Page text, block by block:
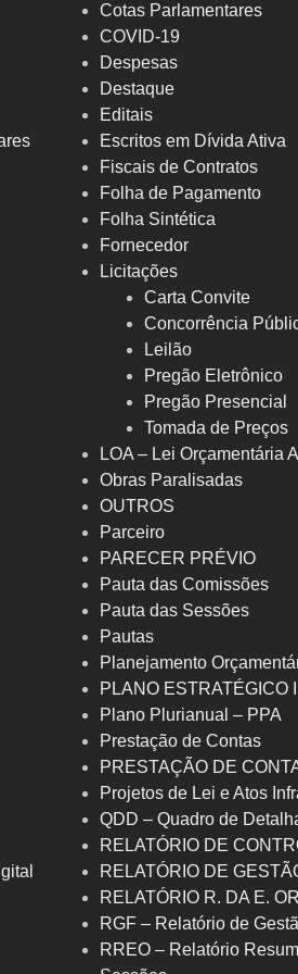
Cotas Parlamentares
COVID-19
Despesas
Destaque
Editais
Escritos em Dívida Ativa
Fiscais de Contratos
Folha de Pagamento
Folha Sintética
Fornecedor
Licitações
Carta Convite
Concorrência
Leilão
Pregão Eletrônico
Pregão Presencial
Tomada de Preços
LOA – Lei Orçamentária
Obras Paralisadas
OUTROS
Parceiro
PARECER PRÉVIO
Pauta das Comissões
Pauta das Sessões
Pautas
Planejamento
PLANO ESTRATÉGICO
Plano Plurianual – PPA
Prestação de Contas
PRESTAÇÃO DE
Projetos de Lei e Atos
QDD – Quadro de
RELATÓRIO DE
RELATÓRIO DE
RELATÓRIO R. DA E.
RGF – Relatório de
RREO – Relatório